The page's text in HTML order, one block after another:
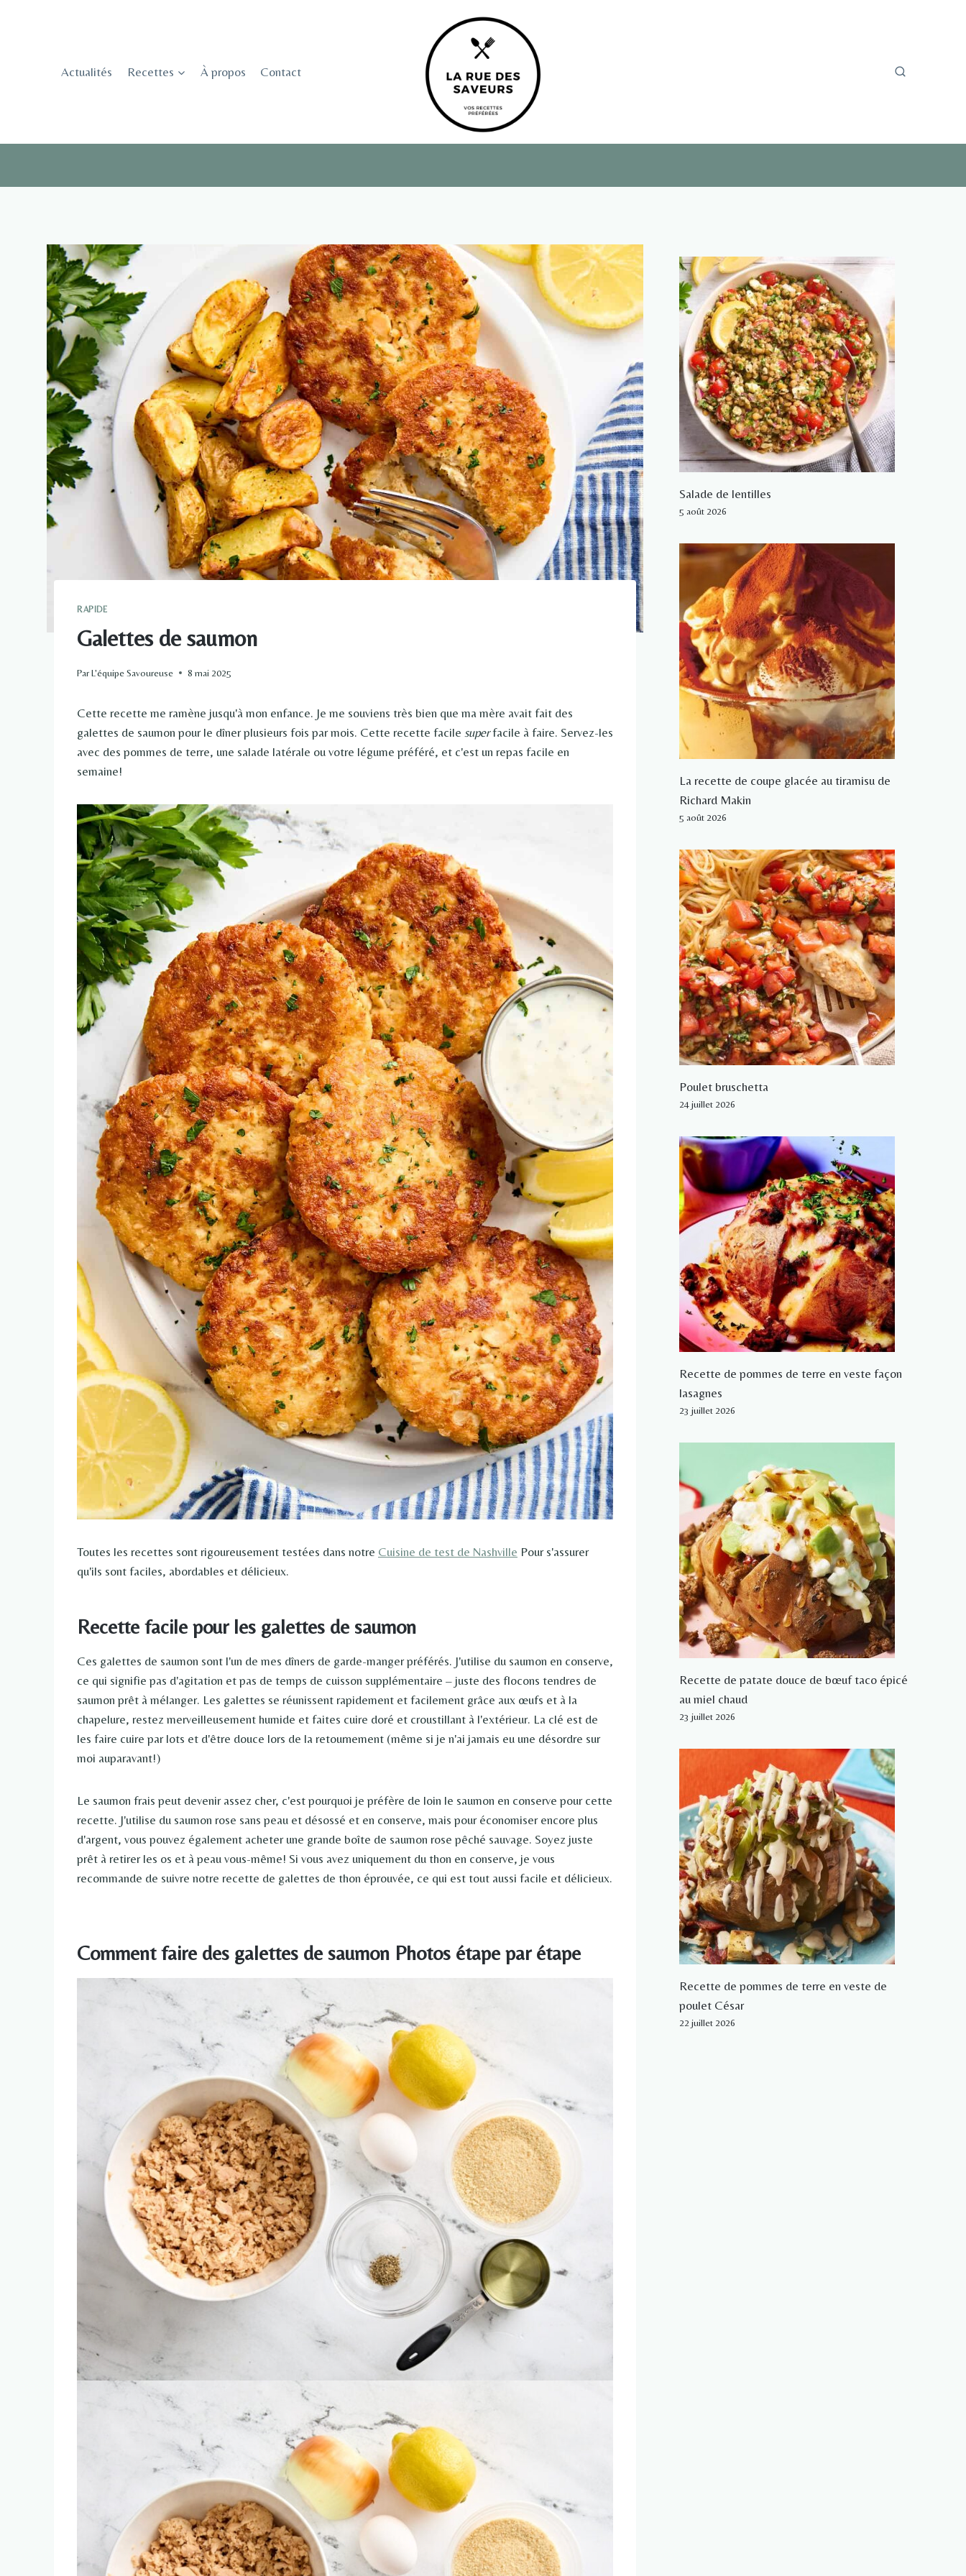
Actualités
Recettes À propos Contact
RAPIDE
Galettes de saumon
ParL'équipe Savoureuse 8 mai 2025
Cette recette me ramène jusqu'à mon enfance. Je me souviens très bien que ma mère avait fait des
galettes de saumon pour le dîner plusieurs fois par mois. Cette recette facile superfacile à faire. Servez-les
avec des pommes de terre, une salade latérale ou votre légume préféré, et c'est un repas facile en
semaine!
Toutes les recettes sont rigoureusement testées dans notre Cuisine de test de Nashville Pour s'assurer
qu'ils sont faciles, abordables et délicieux.
Recette facile pour les galettes de saumon
Ces galettes de saumon sont l'un de mes dîners de garde-manger préférés. J'utilise du saumon en conserve,
ce qui signifie pas d'agitation et pas de temps de cuisson supplémentaire – juste des flocons tendres de
saumon prêt à mélanger. Les galettes se réunissent rapidement et facilement grâce aux œufs et à la
chapelure, restez merveilleusement humide et faites cuire doré et croustillant à l'extérieur. La clé est de
les faire cuire par lots et d'être douce lors de la retournement (même si je n'ai jamais eu une désordre sur
moi auparavant!)
Le saumon frais peut devenir assez cher, c'est pourquoi je préfère de loin le saumon en conserve pour cette
recette. J'utilise du saumon rose sans peau et désossé et en conserve, mais pour économiser encore plus
d'argent, vous pouvez également acheter une grande boîte de saumon rose pêché sauvage. Soyez juste
prêt à retirer les os et à peau vous-même! Si vous avez uniquement du thon en conserve, je vous
recommande de suivre notre recette de galettes de thon éprouvée, ce qui est tout aussi facile et délicieux.
Comment faire des galettes de saumon Photos étape par étape
Salade de lentilles
5 août 2026
La recette de coupe glacée au tiramisu de
Richard Makin
5 août 2026
Poulet bruschetta
24 juillet 2026
Recette de pommes de terre en veste façon
lasagnes
23 juillet 2026
Recette de patate douce de bœuf taco épicé
au miel chaud
23 juillet 2026
Recette de pommes de terre en veste de
poulet César
22 juillet 2026